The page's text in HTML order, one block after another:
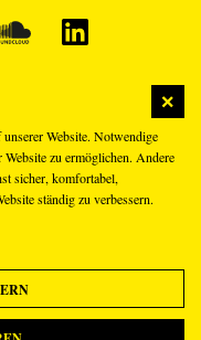
Website. Notwendige
zu ermöglichen. Andere
sicher, komfortabel,
ständig zu verbessern.